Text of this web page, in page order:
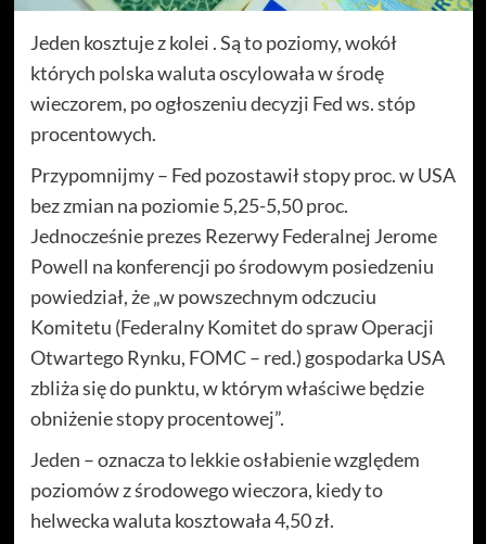
Jeden kosztuje z kolei . Są to poziomy, wokół
których polska waluta oscylowała w środę
wieczorem, po ogłoszeniu decyzji Fed ws. stóp
procentowych.
Przypomnijmy – Fed pozostawił stopy proc. w USA
bez zmian na poziomie 5,25-5,50 proc.
Jednocześnie prezes Rezerwy Federalnej Jerome
Powell na konferencji po środowym posiedzeniu
powiedział, że „w powszechnym odczuciu
Komitetu (Federalny Komitet do spraw Operacji
Otwartego Rynku, FOMC – red.) gospodarka USA
zbliża się do punktu, w którym właściwe będzie
obniżenie stopy procentowej”.
Jeden – oznacza to lekkie osłabienie względem
poziomów z środowego wieczora, kiedy to
helwecka waluta kosztowała 4,50 zł.